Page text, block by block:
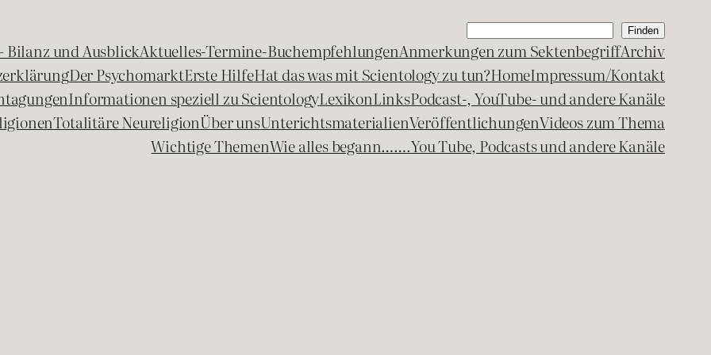
Suchen Finden
Bilanz und AusblickAktuelles-Termine-BuchempfehlungenAnmerkungen zum SektenbegriffArchiv
Der PsychomarktErste HilfeHat das was mit Scientology zu tun?HomeImpressum/Kontakt
Informationen speziell zu ScientologyLexikonLinksPodcast-, YouTube- und andere Kanäle
Totalitäre NeureligionÜber unsUnterichtsmaterialienVeröffentlichungenVideos zum Thema
Wichtige ThemenWie alles begann…….You Tube, Podcasts und andere Kanäle